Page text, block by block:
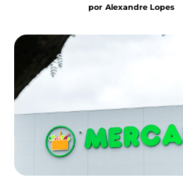
por Alexandre Lopes